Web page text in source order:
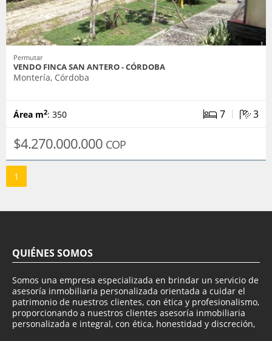
Permutar
VENDO FINCA SAN ANTERO - CÓRDOBA
Montería, Córdoba
Área m2: 350 7 | 3
$4.270.000.000 COP
1
QUIÉNES SOMOS
Somos una empresa especializada en brindar un servicio de
asesoría inmobiliaria personalizada orientada a cuidar el
patrimonio de nuestros clientes, con ética y profesionalismo,
proporcionando a nuestros clientes asesoría inmobiliaria
personalizada e integral, con ética, honestidad y discreción,